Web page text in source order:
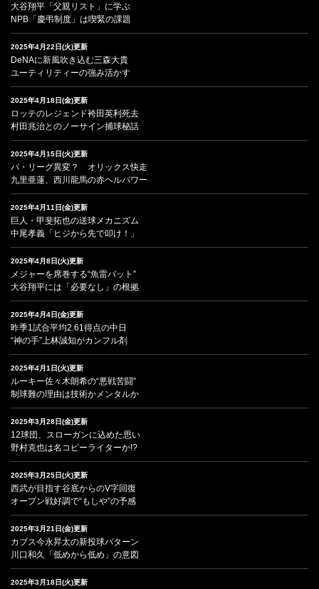
大谷翔平「父親リスト」に学ぶ
NPB「慶弔制度」は喫緊の課題
2025年4月22日(火)更新
DeNAに新風吹き込む三森大貴
ユーティリティーの強み活かす
2025年4月18日(金)更新
ロッテのレジェンド袴田英利死去
村田兆治とのノーサイン捕球秘話
2025年4月15日(火)更新
パ・リーグ異変？ オリックス快走
九里亜蓮、西川龍馬の赤ヘルパワー
2025年4月11日(金)更新
巨人・甲斐拓也の送球メカニズム
中尾孝義「ヒジから先で叩け！」
2025年4月8日(火)更新
メジャーを席巻する“魚雷バット”
大谷翔平には「必要なし」の根拠
2025年4月4日(金)更新
昨季1試合平均2.61得点の中日
“神の手”上林誠知がカンフル剤
2025年4月1日(火)更新
ルーキー佐々木朗希の“悪戦苦闘”
制球難の理由は技術かメンタルか
2025年3月28日(金)更新
12球団、スローガンに込めた思い
野村克也は名コピーライターか!?
2025年3月25日(火)更新
西武が目指す谷底からのV字回復
オープン戦好調で“もしや”の予感
2025年3月21日(金)更新
カブス今永昇太の新投球パターン
川口和久「低めから低め」の意図
2025年3月18日(火)更新